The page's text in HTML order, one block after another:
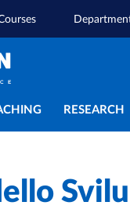
RESEARCH